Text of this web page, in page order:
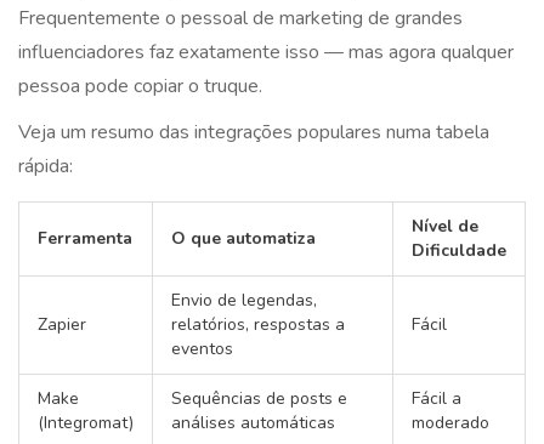
Frequentemente o pessoal de marketing de grandes
influenciadores faz exatamente isso — mas agora qualquer
pessoa pode copiar o truque.
Veja um resumo das integrações populares numa tabela
rápida:
Ferramenta O que automatiza
Nível de
Dificuldade
Zapier
Envio de legendas,
relatórios, respostas a
eventos
Fácil
Make
(Integromat)
Sequências de posts e
análises automáticas
Fácil a
moderado